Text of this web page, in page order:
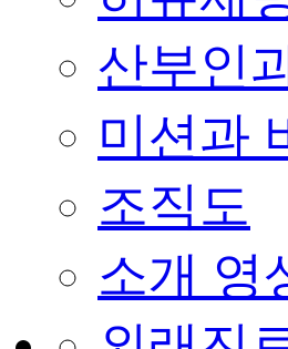
산부인
미션과
조직도
소개 영